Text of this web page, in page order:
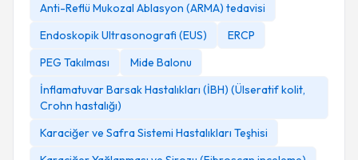
Anti-Reflü Mukozal Ablasyon (ARMA) tedavisi
Endoskopik Ultrasonografi (EUS)
ERCP
PEG Takılması
Mide Balonu
İnflamatuvar Barsak Hastalıkları (İBH) (Ülseratif kolit,
Crohn hastalığı)
Karaciğer ve Safra Sistemi Hastalıkları Teşhisi